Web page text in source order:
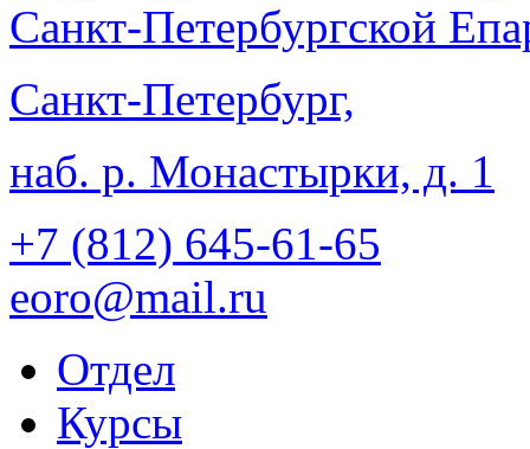
Санкт-Петербургской
Санкт-Петербург,
наб. р. Монастырки, д. 1
+7 (812) 645-61-65
eoro@mail.ru
Отдел
Курсы